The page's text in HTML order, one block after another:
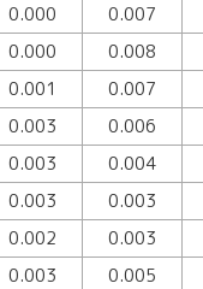
0.000 0.007
0.000 0.008
0.001 0.007
0.003 0.006
0.003 0.004
0.003 0.003
0.002 0.003
0.003 0.005